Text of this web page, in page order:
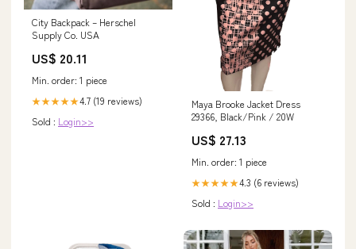
City Backpack – Herschel
Supply Co. USA
US$ 20.11
Min. order: 1 piece
★★★★★4.7 (19 reviews)
Sold : Login>>
Maya Brooke Jacket Dress
29366, Black/Pink / 20W
US$ 27.13
Min. order: 1 piece
★★★★★4.3 (6 reviews)
Sold : Login>>